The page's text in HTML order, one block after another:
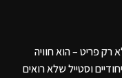
רק פריט – הוא חוויה
וסטייל שלא רואים